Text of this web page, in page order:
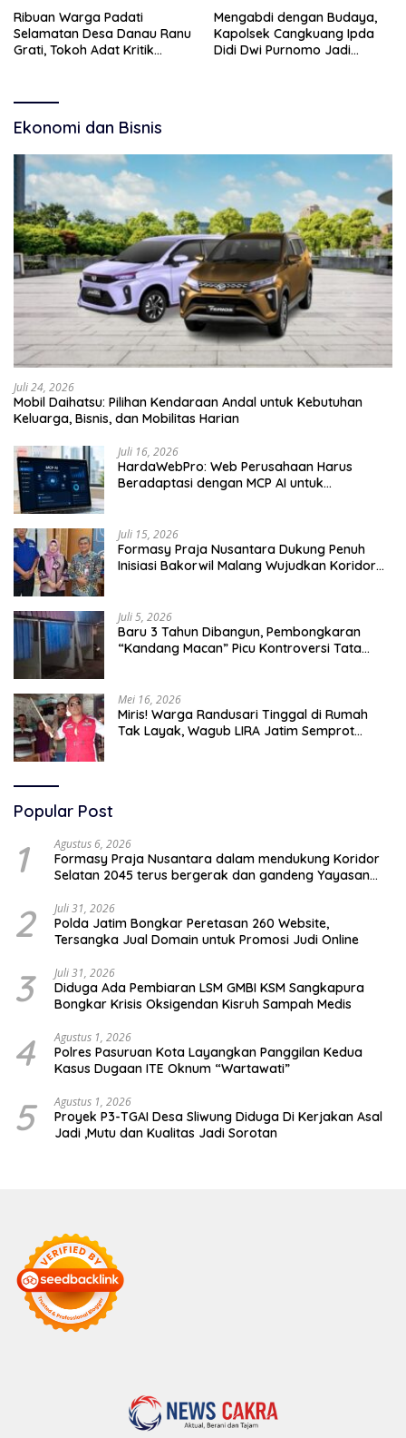
Ribuan Warga Padati
Selamatan Desa Danau Ranu
Grati, Tokoh Adat Kritik
Mengabdi dengan Budaya,
Kapolsek Cangkuang Ipda
Didi Dwi Purnomo Jadi
Ekonomi dan Bisnis
Juli 24, 2026
Mobil Daihatsu: Pilihan Kendaraan Andal untuk Kebutuhan
Keluarga, Bisnis, dan Mobilitas Harian
Juli 16, 2026
HardaWebPro: Web Perusahaan Harus
Beradaptasi dengan MCP AI untuk
Juli 15, 2026
Formasy Praja Nusantara Dukung Penuh
Inisiasi Bakorwil Malang Wujudkan Koridor
Juli 5, 2026
Baru 3 Tahun Dibangun, Pembongkaran
“Kandang Macan” Picu Kontroversi Tata
Mei 16, 2026
Miris! Warga Randusari Tinggal di Rumah
Tak Layak, Wagub LIRA Jatim Semprot
Popular Post
1 Agustus 6, 2026
Formasy Praja Nusantara dalam mendukung Koridor
Selatan 2045 terus bergerak dan gandeng Yayasan
2 Juli 31, 2026
Polda Jatim Bongkar Peretasan 260 Website,
Tersangka Jual Domain untuk Promosi Judi Online
3 Juli 31, 2026
Diduga Ada Pembiaran LSM GMBI KSM Sangkapura
Bongkar Krisis Oksigendan Kisruh Sampah Medis
4 Agustus 1, 2026
Polres Pasuruan Kota Layangkan Panggilan Kedua
Kasus Dugaan ITE Oknum “Wartawati”
5 Agustus 1, 2026
Proyek P3-TGAI Desa Sliwung Diduga Di Kerjakan Asal
Jadi ,Mutu dan Kualitas Jadi Sorotan